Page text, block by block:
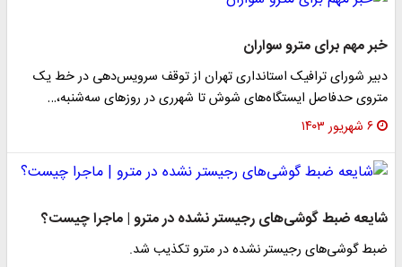
خبر مهم برای مترو سواران
دبیر شورای ترافیک استانداری تهران از توقف سرویس‌دهی در خط یک
متروی حدفاصل ایستگاه‌های شوش تا شهرری در روزهای سه‌شنبه،…
۶ شهریور ۱۴۰۳
شایعه ضبط گوشی‌های رجیستر نشده در مترو | ماجرا چیست؟
ضبط گوشی‌های رجیستر نشده در مترو تکذیب شد.